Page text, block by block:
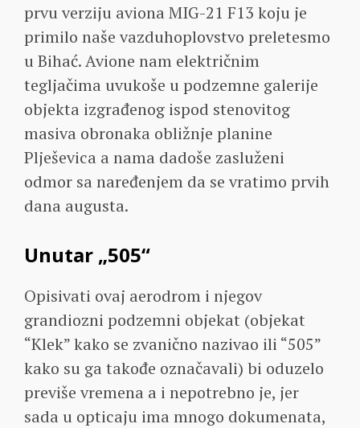
prvu verziju aviona MIG-21 F13 koju je
primilo naše vazduhoplovstvo preletesmo
u Bihać. Avione nam električnim
tegljačima uvukoše u podzemne galerije
objekta izgrađenog ispod stenovitog
masiva obronaka obližnje planine
Plješevica a nama dadoše zasluženi
odmor sa naređenjem da se vratimo prvih
dana augusta.
Unutar „505“
Opisivati ovaj aerodrom i njegov
grandiozni podzemni objekat (objekat
“Klek” kako se zvanično nazivao ili “505”
kako su ga takođe označavali) bi oduzelo
previše vremena a i nepotrebno je, jer
sada u opticaju ima mnogo dokumenata,